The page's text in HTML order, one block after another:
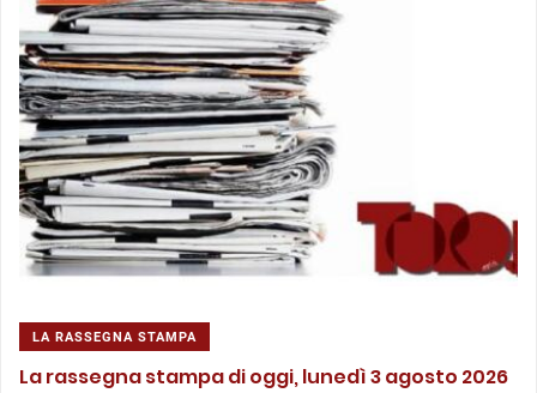
LA RASSEGNA STAMPA
La rassegna stampa di oggi, lunedì 3 agosto 2026